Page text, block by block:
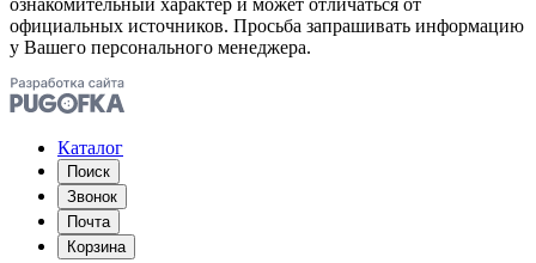
ознакомительный характер и может отличаться от
официальных источников. Просьба запрашивать информацию
у Вашего персонального менеджера.
Каталог
Поиск
Звонок
Почта
Корзина